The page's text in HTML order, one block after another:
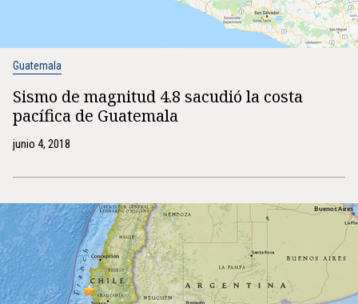
Guatemala
Sismo de magnitud 4.8 sacudió la costa
pacífica de Guatemala
junio 4, 2018